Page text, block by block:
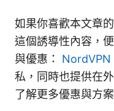
如果你喜歡本文章
這個誘導性內容，
與優惠： NordVPN
私，同時也提供在
了解更多優惠與方案